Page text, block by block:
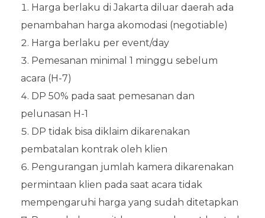
Harga berlaku di Jakarta diluar daerah ada
penambahan harga akomodasi (negotiable)
Harga berlaku per event/day
Pemesanan minimal 1 minggu sebelum
acara (H-7)
DP 50% pada saat pemesanan dan
pelunasan H-1
DP tidak bisa diklaim dikarenakan
pembatalan kontrak oleh klien
Pengurangan jumlah kamera dikarenakan
permintaan klien pada saat acara tidak
mempengaruhi harga yang sudah ditetapkan